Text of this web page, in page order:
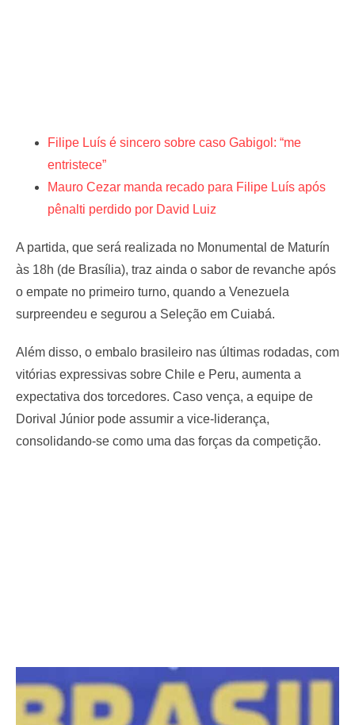
Filipe Luís é sincero sobre caso Gabigol: “me
entristece”
Mauro Cezar manda recado para Filipe Luís após
pênalti perdido por David Luiz
A partida, que será realizada no Monumental de Maturín
às 18h (de Brasília), traz ainda o sabor de revanche após
o empate no primeiro turno, quando a Venezuela
surpreendeu e segurou a Seleção em Cuiabá.
Além disso, o embalo brasileiro nas últimas rodadas, com
vitórias expressivas sobre Chile e Peru, aumenta a
expectativa dos torcedores. Caso vença, a equipe de
Dorival Júnior pode assumir a vice-liderança,
consolidando-se como uma das forças da competição.